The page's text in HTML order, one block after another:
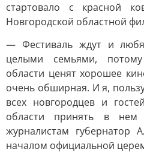
стартовало с красной
Новгородской областной
— Фестиваль ждут и
целыми семьями,
области ценят хорошее
очень обширная. И я,
всех новгородцев и
области принять в нем
журналистам губернатор
началом официальной